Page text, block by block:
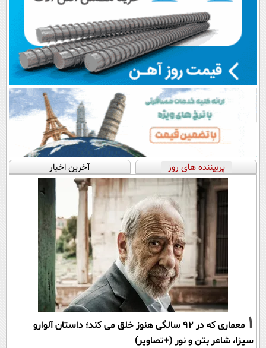
پربیننده های روز آخرین اخبار
1
معماری که در 92 سالگی هنوز خلق می کند؛ داستان آلوارو
سیزا، شاعر بتن و نور (+تصاویر)